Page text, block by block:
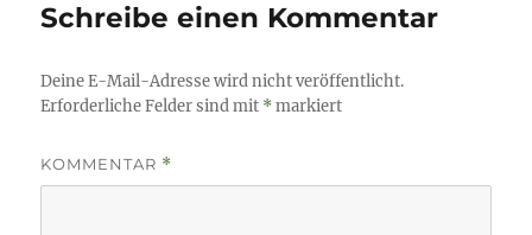
Schreibe einen Kommentar
Deine E-Mail-Adresse wird nicht veröffentlicht.
Erforderliche Felder sind mit *markiert
KOMMENTAR *